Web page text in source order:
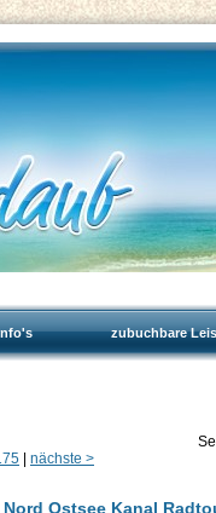
zubuchbare
| nächste >
Ostsee Kanal